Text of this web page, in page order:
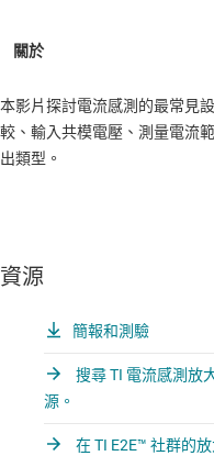
本影片探討電流感測的最常見
較、輸入共模電壓、測量電流
出類型。
資源
簡報和測驗
搜尋 TI 電流感測放
源。
在 TI E2E™ 社群的